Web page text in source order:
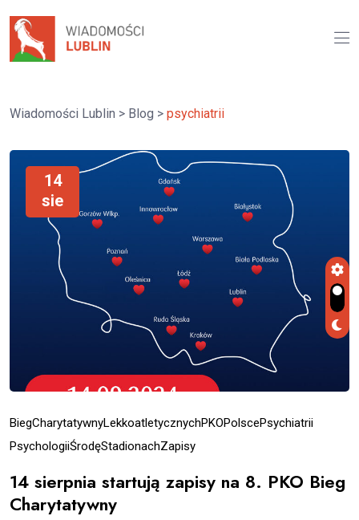
Wiadomości Lublin > Blog > psychiatrii
14
sie
BiegCharytatywnyLekkoatletycznychPKOPolscePsychiatrii
PsychologiiŚrodęStadionachZapisy
14 sierpnia startują zapisy na 8. PKO Bieg
Charytatywny